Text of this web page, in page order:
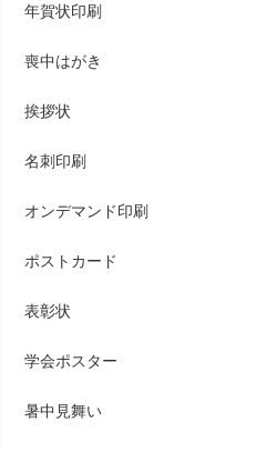
年賀状印刷
喪中はがき
挨拶状
名刺印刷
オンデマンド印刷
ポストカード
表彰状
学会ポスター
暑中見舞い